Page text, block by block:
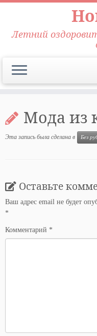
содержимому
Летний
Мода из
Эта запись была сделана в Без
Оставьте
Ваш адрес email не будет
*
Комментарий *